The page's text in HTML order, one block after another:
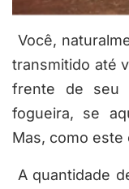
Você,
transmitido até
frente de seu
fogueira, se
Mas, como este
A quantidade